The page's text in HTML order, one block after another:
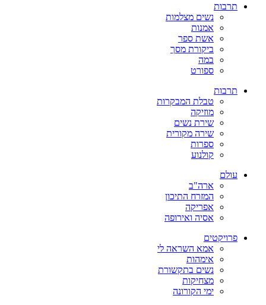
תרבות
נשים מצלמות
אמנות
אשת ספר
ביקורת מסך
במה
ספורט
תרבות
טבלת המבקרות
מוזיקה
שירת נשים
שירה מקורית
ספרות
קולנוע
עולם
ארה"ב
המזרח התיכון
אפריקה
אסיה ואירופה
פרויקטים
אמא השראה לי
אימהות
נשים בתקשורת
מצחיקות
ימי הקורונה